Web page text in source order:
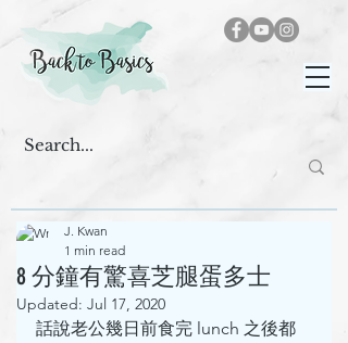
8 分鐘有驚喜芝腿蛋多士
J. Kwan
1 min read
Updated: Jul 17, 2020
話說老公幾日前食完 lunch 之後都